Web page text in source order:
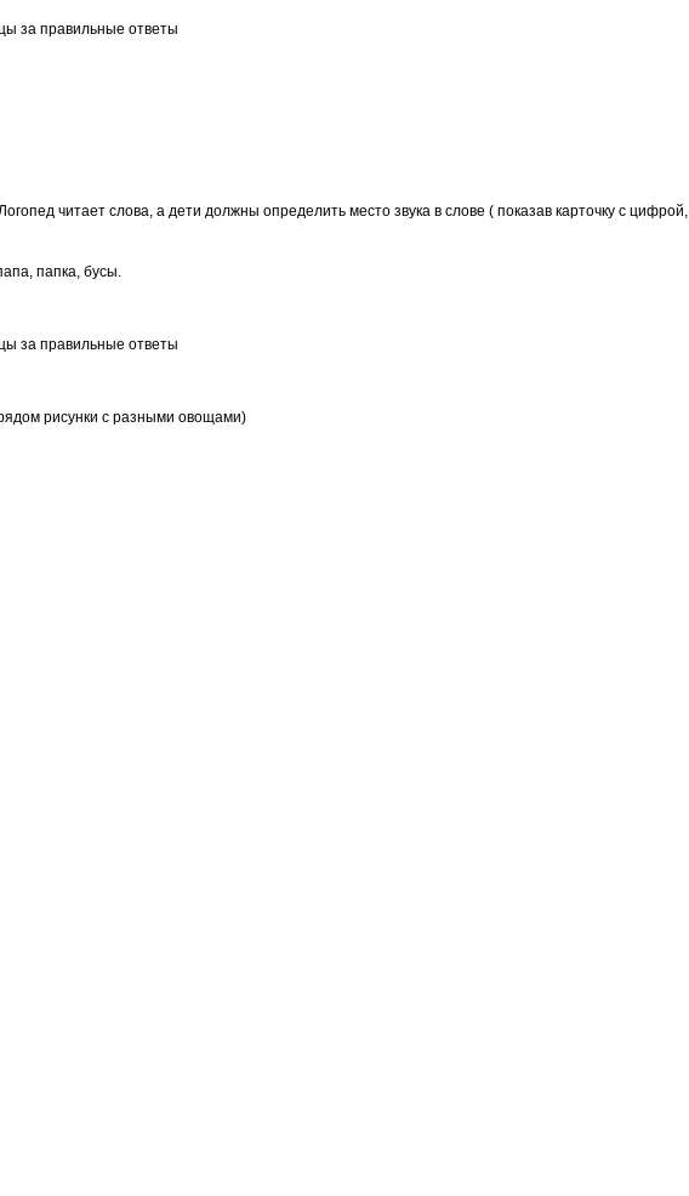
за правильные ответы
читает слова, а дети должны определить место звука в слове ( показав карточку с цифрой,
папка, бусы.
за правильные ответы
рисунки с разными овощами)